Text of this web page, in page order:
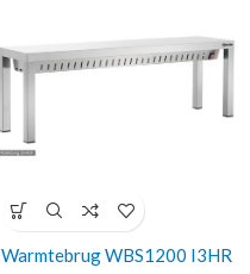
Warmtebrug WBS1200 I3HR